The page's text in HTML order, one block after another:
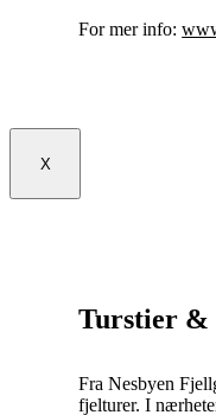
For mer info:
X
Turstier
Fra Nesbyen
fjelturer. I